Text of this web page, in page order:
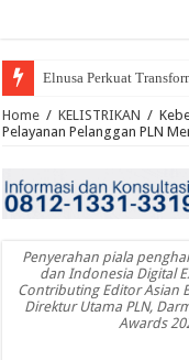
Elnusa Perkuat
Home / KELISTRIKAN /
Pelayanan Pelanggan PLN
Penyerahan piala
dan Indonesia Digital
Contributing Editor Asian
Direktur Utama PLN,
Awards